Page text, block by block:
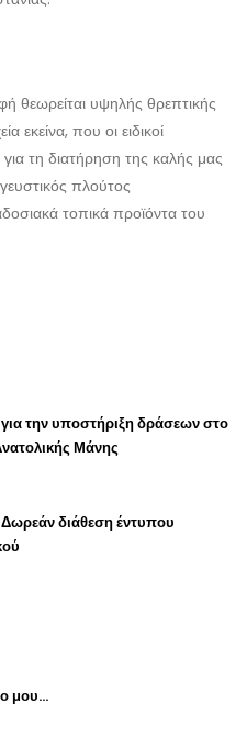
θεωρείται υψηλής θρεπτικής
εκείνα, που οι ειδικοί
για τη διατήρηση της καλής μας
πλούτος
τοπικά προϊόντα του
την υποστήριξη δράσεων στο
Μάνης
διάθεση έντυπου
μου...